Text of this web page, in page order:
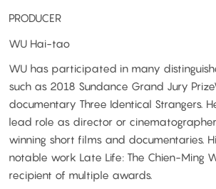
PRODUCER
WU Hai-tao
WU has participated in many
such as 2018 Sundance Grand Jury
documentary Three Identical Strangers.
lead role as director or
winning short films and documentaries.
notable work Late Life: The Chien-Ming
recipient of multiple awards.